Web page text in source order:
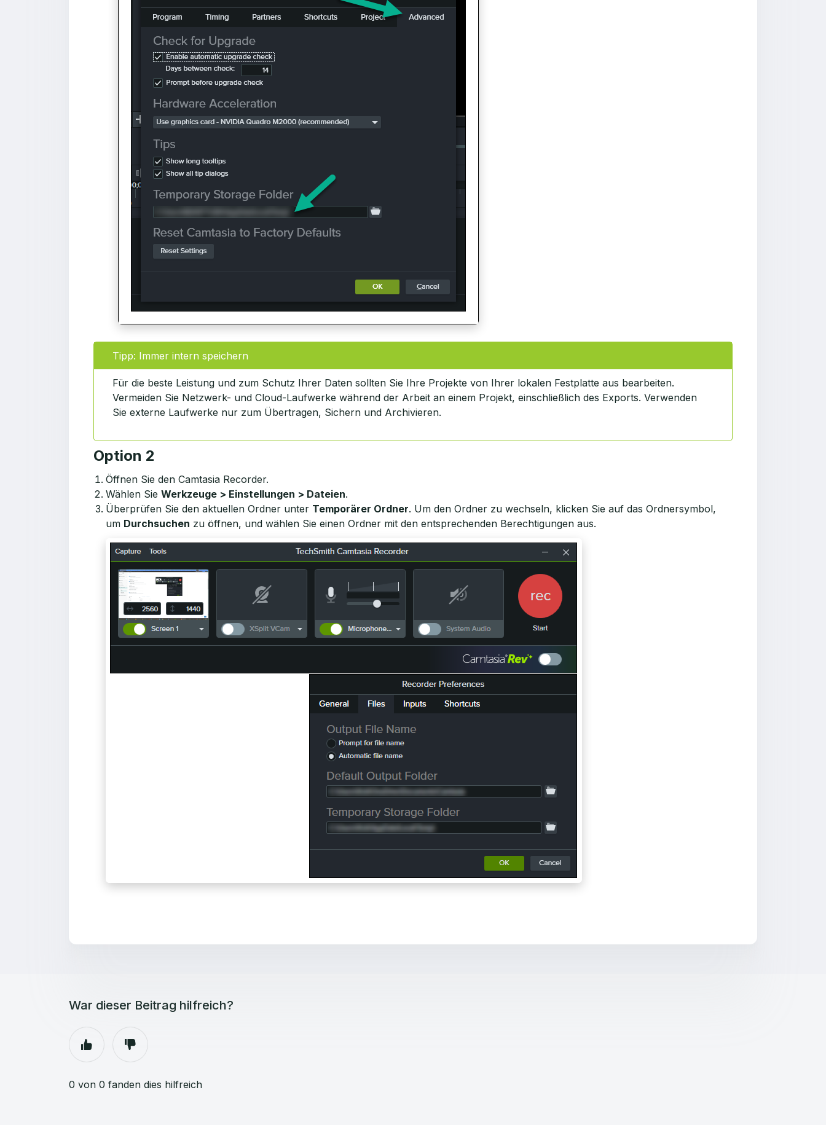
Tipp: Immer intern speichern
Für die beste Leistung und zum Schutz Ihrer Daten sollten Sie Ihre Projekte von Ihrer lokalen Festplatte aus bearbeiten.
Vermeiden Sie Netzwerk- und Cloud-Laufwerke während der Arbeit an einem Projekt, einschließlich des Exports. Verwenden
Sie externe Laufwerke nur zum Übertragen, Sichern und Archivieren.
Option 2
Öffnen Sie den Camtasia Recorder.
Wählen Sie Werkzeuge > Einstellungen > Dateien.
Überprüfen Sie den aktuellen Ordner unter Temporärer Ordner. Um den Ordner zu wechseln, klicken Sie auf das Ordnersymbol,
um Durchsuchen zu öffnen, und wählen Sie einen Ordner mit den entsprechenden Berechtigungen aus.
War dieser Beitrag hilfreich?
0 von 0 fanden dies hilfreich